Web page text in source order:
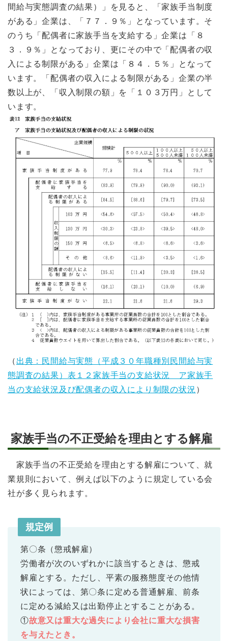
間給与実態調査の結果）」を見ると、「家族手当制度
がある」企業は、「７７．９％」となっています。そ
のうち「配偶者に家族手当を支給する」企業は「８
３．９％」となっており、更にその中で「配偶者の収
入による制限がある」企業は「８４．５％」となって
います。「配偶者の収入による制限がある」企業の半
数以上が、「収入制限の額」を「１０３万円」として
います。
（ 出典：民間給与実態（平成３０年職種別民間給与実
態調査の結果）表１２家族手当の支給状況 ア家族手
当の支給状況及び配偶者の収入により制限の状況 ）
家族手当の不正受給を理由とする解雇
家族手当の不正受給を理由とする解雇について、就
業規則において、例えば以下のように規定している会
社が多く見られます。
規定例
第〇条（懲戒解雇）
労働者が次のいずれかに該当するときは、懲戒
解雇とする。ただし、平素の服務態度その他情
状によっては、第〇条に定める普通解雇、前条
に定める減給又は出勤停止とすることがある。
①故意又は重大な過失により会社に重大な損害
を与えたとき。